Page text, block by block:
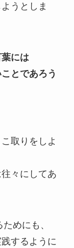
うとしま
には
とであろう
取りをしよ
々にしてあ
めにも、
するように